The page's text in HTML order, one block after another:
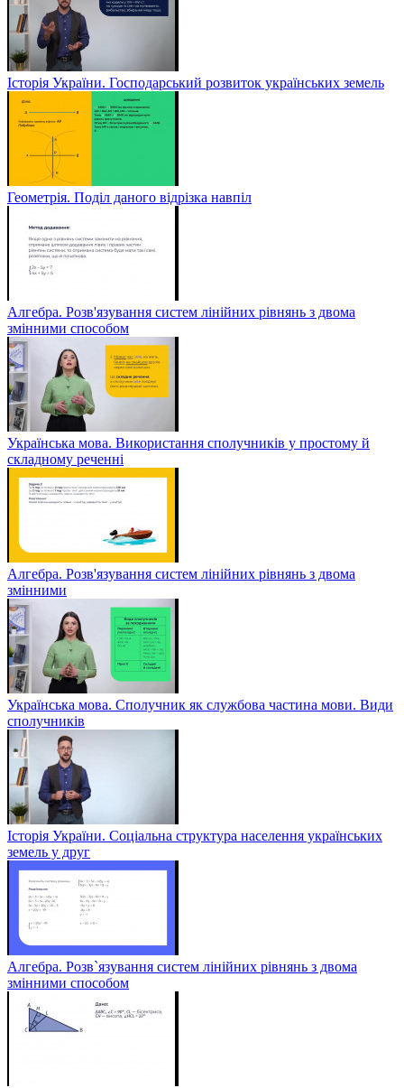
Історія України. Господарський розвиток українських земель
Геометрія. Поділ даного відрізка навпіл
Алгебра. Розв'язування систем лінійних рівнянь з двома
змінними способом
Українська мова. Використання сполучників у простому й
складному реченні
Алгебра. Розв'язування систем лінійних рівнянь з двома
змінними
Українська мова. Сполучник як службова частина мови. Види
сполучників
Історія України. Соціальна структура населення українських
земель у друг
Алгебра. Розв`язування систем лінійних рівнянь з двома
змінними способом